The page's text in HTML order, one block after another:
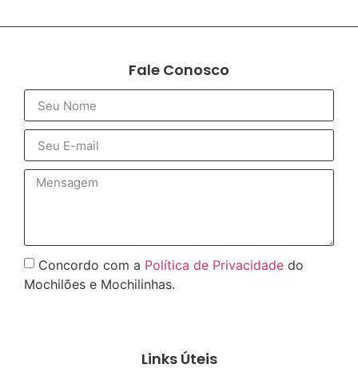
Fale Conosco
Concordo com a Política de Privacidade do
Mochilões e Mochilinhas.
Links Úteis